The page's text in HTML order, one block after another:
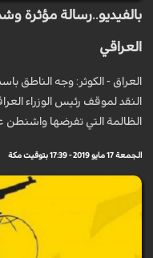
بالفيديو..رسالة مؤثرة
العراقي
العراق - الكوثر: وجه الناطق
النقد لموقف رئيس الوزراء
الظالمة التي تفرضها واشنطن
الجمعة 17 مايو 2019 - 17:39 بتوقيت مكة